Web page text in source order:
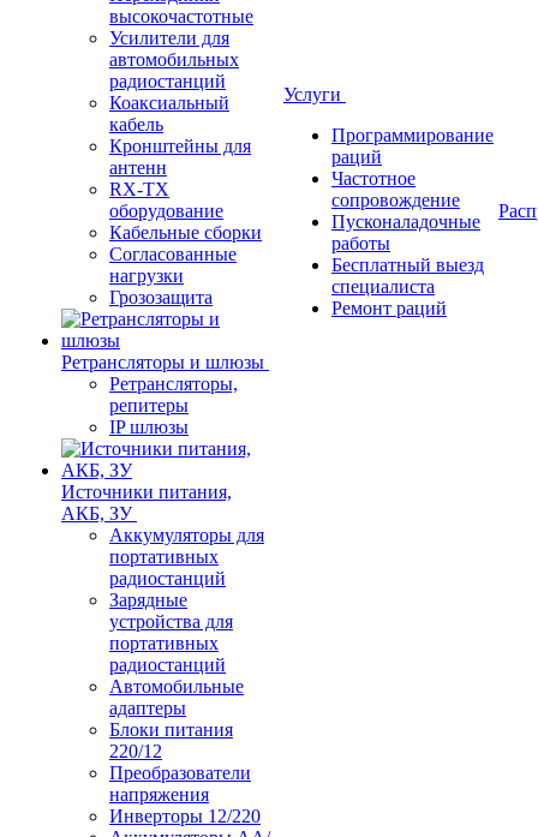
высокочастотные
Усилители для
автомобильных
радиостанций
Коаксиальный
кабель
Кронштейны для
антенн
RX-TX
оборудование
Кабельные сборки
Согласованные
нагрузки
Грозозащита
Ретрансляторы и шлюзы
Ретрансляторы,
репитеры
IP шлюзы
Источники питания,
АКБ, ЗУ
Аккумуляторы для
портативных
радиостанций
Зарядные
устройства для
портативных
радиостанций
Автомобильные
адаптеры
Блоки питания
220/12
Преобразователи
напряжения
Инверторы 12/220
Услуги
Программирование
раций
Частотное
сопровождение
Пусконаладочные
работы
Бесплатный выезд
специалиста
Ремонт раций